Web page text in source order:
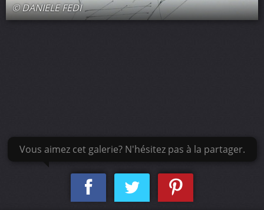
© DANIELE FEDI
Vous aimez cet galerie? N'hésitez pas à la partager.